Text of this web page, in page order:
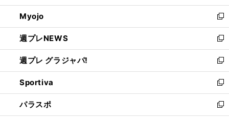
開
く
ウ
で
開
く
ン
ド
ウ
で
開
く
ウ
ィ
ン
ド
ウ
で
開
く
Myojo
新
し
い
ウ
ィ
ン
ド
ウ
で
開
週プレNEWS
新
し
い
ウ
ィ
ン
ド
ウ
週プレ グラジャパ!
新
し
い
ウ
ィ
Sportiva
新
し
い
パラスポ
新